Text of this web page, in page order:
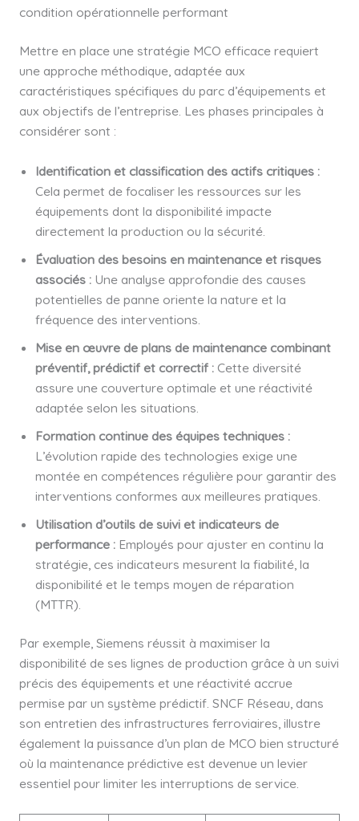
condition opérationnelle performant
Mettre en place une stratégie MCO efficace requiert
une approche méthodique, adaptée aux
caractéristiques spécifiques du parc d’équipements et
aux objectifs de l’entreprise. Les phases principales à
considérer sont :
Identification et classification des actifs critiques :
Cela permet de focaliser les ressources sur les
équipements dont la disponibilité impacte
directement la production ou la sécurité.
Évaluation des besoins en maintenance et risques
associés :Une analyse approfondie des causes
potentielles de panne oriente la nature et la
fréquence des interventions.
Mise en œuvre de plans de maintenance combinant
préventif, prédictif et correctif :Cette diversité
assure une couverture optimale et une réactivité
adaptée selon les situations.
Formation continue des équipes techniques :
L’évolution rapide des technologies exige une
montée en compétences régulière pour garantir des
interventions conformes aux meilleures pratiques.
Utilisation d’outils de suivi et indicateurs de
performance :Employés pour ajuster en continu la
stratégie, ces indicateurs mesurent la fiabilité, la
disponibilité et le temps moyen de réparation
(MTTR).
Par exemple, Siemens réussit à maximiser la
disponibilité de ses lignes de production grâce à un suivi
précis des équipements et une réactivité accrue
permise par un système prédictif. SNCF Réseau, dans
son entretien des infrastructures ferroviaires, illustre
également la puissance d’un plan de MCO bien structuré
où la maintenance prédictive est devenue un levier
essentiel pour limiter les interruptions de service.